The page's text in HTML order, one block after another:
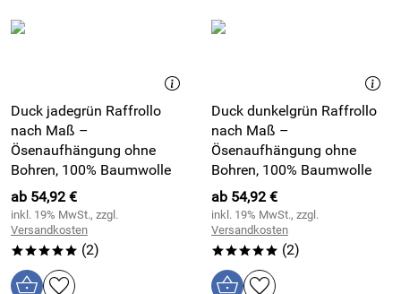
Duck jadegrün Raffrollo
nach Maß –
Ösenaufhängung ohne
Bohren, 100% Baumwolle
ab 54,92 €
inkl. 19% MwSt., zzgl.
Versandkosten
***** (2)
Duck dunkelgrün Raffrollo
nach Maß –
Ösenaufhängung ohne
Bohren, 100% Baumwolle
ab 54,92 €
inkl. 19% MwSt., zzgl.
Versandkosten
***** (2)